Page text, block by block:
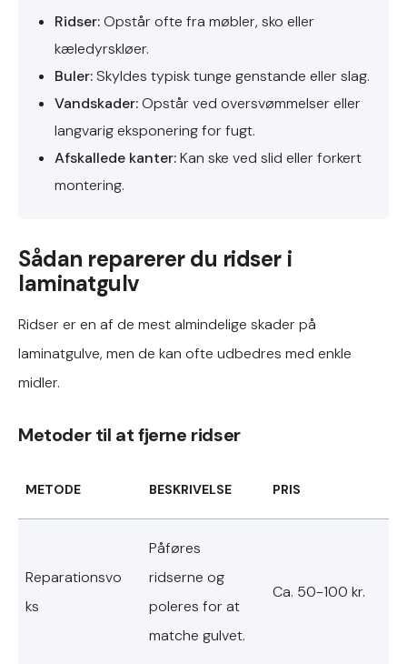
Ridser:Opstår ofte fra møbler, sko eller
kæledyrskløer.
Buler:Skyldes typisk tunge genstande eller slag.
Vandskader:Opstår ved oversvømmelser eller
langvarig eksponering for fugt.
Afskallede kanter:Kan ske ved slid eller forkert
montering.
Sådan reparerer du ridser i
laminatgulv
Ridser er en af de mest almindelige skader på
laminatgulve, men de kan ofte udbedres med enkle
midler.
Metoder til at fjerne ridser
METODE BESKRIVELSE PRIS
Reparationsvo
ks
Påføres
ridserne og
poleres for at
matche gulvet.
Ca. 50-100 kr.